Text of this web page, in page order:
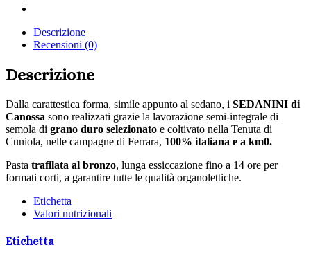
Email
Descrizione
Recensioni (0)
Descrizione
Dalla carattestica forma, simile appunto al sedano, i SEDANINI di
Canossa sono realizzati grazie la lavorazione semi-integrale di
semola di grano duro selezionato e coltivato nella Tenuta di
Cuniola, nelle campagne di Ferrara, 100% italiana e a km0.
Pasta trafilata al bronzo, lunga essiccazione fino a 14 ore per
formati corti, a garantire tutte le qualità organolettiche.
Etichetta
Valori nutrizionali
Etichetta